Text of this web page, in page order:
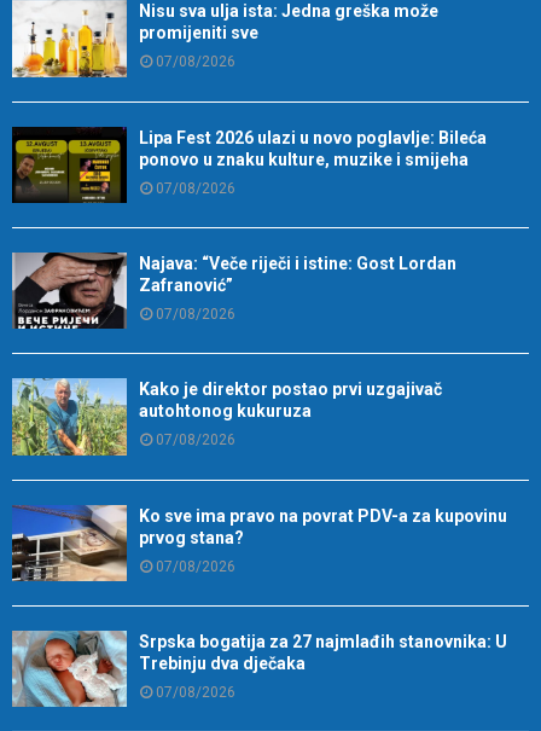
Nisu sva ulja ista: Jedna greška može
promijeniti sve
07/08/2026
Lipa Fest 2026 ulazi u novo poglavlje: Bileća
ponovo u znaku kulture, muzike i smijeha
07/08/2026
Najava: “Veče riječi i istine: Gost Lordan
Zafranović”
07/08/2026
Kako je direktor postao prvi uzgajivač
autohtonog kukuruza
07/08/2026
Ko sve ima pravo na povrat PDV-a za kupovinu
prvog stana?
07/08/2026
Srpska bogatija za 27 najmlađih stanovnika: U
Trebinju dva dječaka
07/08/2026